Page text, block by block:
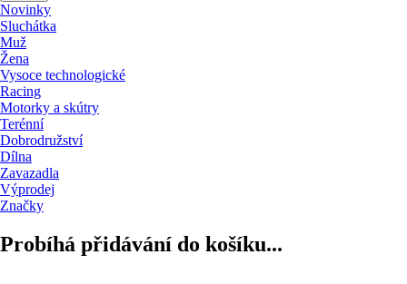
Novinky
Sluchátka
Muž
Žena
Vysoce technologické
Racing
Motorky a skútry
Terénní
Dobrodružství
Dílna
Zavazadla
Výprodej
Značky
Probíhá přidávání do košíku...